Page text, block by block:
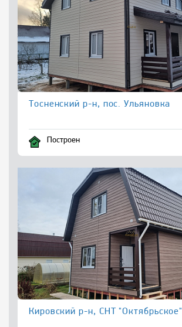
Тосненский р-н, пос. Ульяновка
Построен
Кировский р-н, СНТ "Октябрьское"